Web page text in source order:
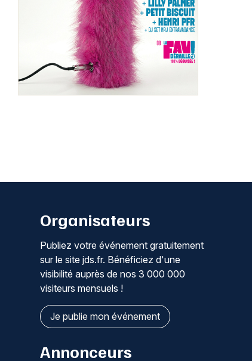
Organisateurs
Publiez votre événement gratuitement
sur le site jds.fr. Bénéficiez d'une
visibilité auprès de nos 3 000 000
visiteurs mensuels !
Je publie mon événement
Annonceurs